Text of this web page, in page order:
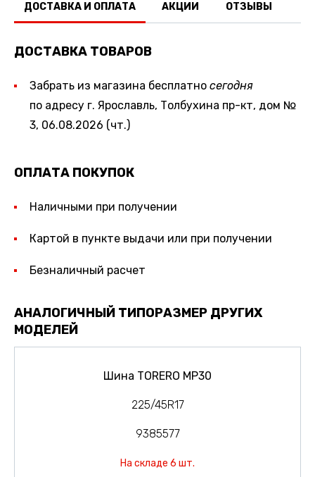
ДОСТАВКА И ОПЛАТА АКЦИИ ОТЗЫВЫ
ДОСТАВКА ТОВАРОВ
Забрать из магазина бесплатно сегодня
по адресу г. Ярославль, Толбухина пр-кт, дом №
3, 06.08.2026 (чт.)
ОПЛАТА ПОКУПОК
Наличными при получении
Картой в пункте выдачи или при получении
Безналичный расчет
АНАЛОГИЧНЫЙ ТИПОРАЗМЕР ДРУГИХ
МОДЕЛЕЙ
Шина TORERO MP30
225/45R17
9385577
На складе 6 шт.